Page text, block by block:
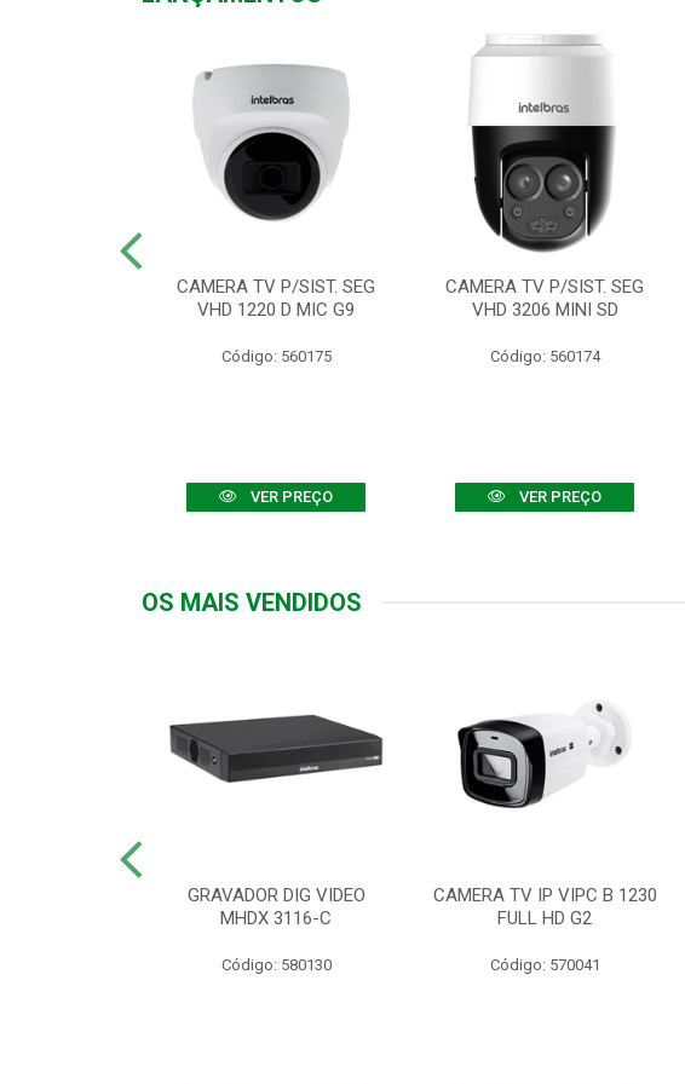
CAMERA TV P/SIST. SEG
VHD 1220 D MIC G9
Código: 560175
VER PREÇO
CAMERA TV P/SIST. SEG
VHD 3206 MINI SD
Código: 560174
VER PREÇO
OS MAIS VENDIDOS
GRAVADOR DIG VIDEO
MHDX 3116-C
Código: 580130
CAMERA TV IP VIPC B 1230
FULL HD G2
Código: 570041